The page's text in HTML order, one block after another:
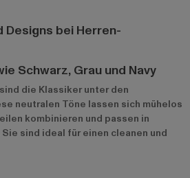
Designs bei Herren-
Schwarz, Grau und Navy
die Klassiker unter den
neutralen Töne lassen sich mühelos
kombinieren und passen in
sind ideal für einen cleanen und